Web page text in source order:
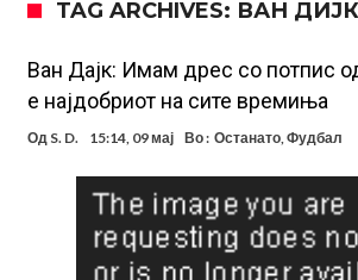
Звезда на Реал зборува за тоа како е
Зборовите одекнаа низ Шпанија
Одењето на Араухо го натера Флик на
на клубот е изненадена
Барселона и Сити без договор за
Никој не разбира зошто: Мурињо брутално
85 милиони евра
Манчестер Сити за 100 милиони евра ја
Се подготвува фудбалска предавство
TAG ARCHIVES: ВАН ДИЈК
Ван Дајк: Имам дрес со потпис
е најдобриот на сите времиња
Од S. D. 15:14, 09 мај Во : Останато, Фудбал